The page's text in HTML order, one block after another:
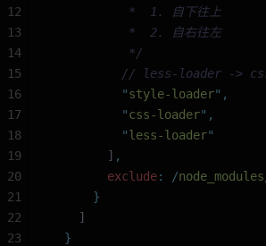
           *  1. 自下往上
           *  2. 自右往左
           */
// less-loader ->
          "
style-loader" ,
          "
css-loader" ,
          "
less-loader"
        ]
,
        exclude
: /node_modules
      }
    ]
  }
12
13
14
15
16
17
18
19
20
21
22
23